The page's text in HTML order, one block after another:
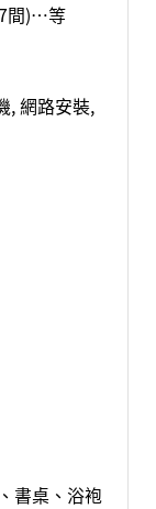
間)…等
, 網路安裝,
書桌、浴袍